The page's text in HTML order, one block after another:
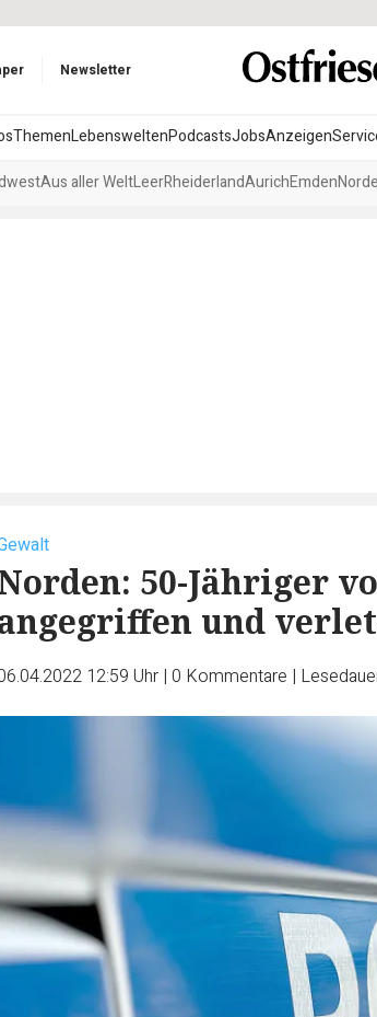
Newsletter
ThemenLebensweltenPodcastsJobsAnzeigen
Aus aller WeltLeerRheiderlandAurichEmden
50-Jähriger
und
12:59 Uhr | 0 Kommentare |